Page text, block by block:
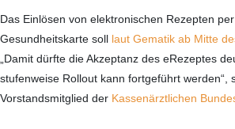
Das Einlösen von elektronischen Rezepten
Gesundheitskarte soll laut Gematik ab Mitte
„Damit dürfte die Akzeptanz des eRezeptes
stufenweise Rollout kann fortgeführt werden“,
Vorstandsmitglied der Kassenärztlichen